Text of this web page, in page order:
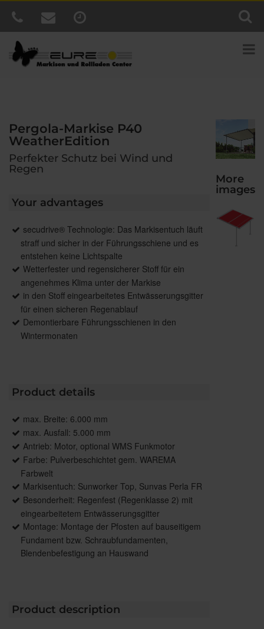
Pergola-Markise P40
WeatherEdition
Perfekter Schutz bei Wind und
Regen
Your advantages
secudrive® Technologie: Das Markisentuch läuft
straff und sicher in der Führungsschiene und es
entstehen keine Lichtspalte
Wetterfester und regensicherer Stoff für ein
angenehmes Klima unter der Markise
in den Stoff eingearbeitetes Entwässerungsgitter
für einen sicheren Regenablauf
Demontierbare Führungsschienen in den
Wintermonaten
Product details
max. Breite: 6.000 mm
max. Ausfall: 5.000 mm
Antrieb: Motor, optional WMS Funkmotor
Farbe: Pulverbeschichtet gem. WAREMA
Farbwelt
Markisentuch: Sunworker Top, Sunvas Perla FR
Besonderheit: Regenfest (Regenklasse 2) mit
eingearbeitetem Entwässerungsgitter
Montage: Montage der Pfosten auf bauseitigem
Fundament bzw. Schraubfundamenten,
Blendenbefestigung an Hauswand
Product description
More
images